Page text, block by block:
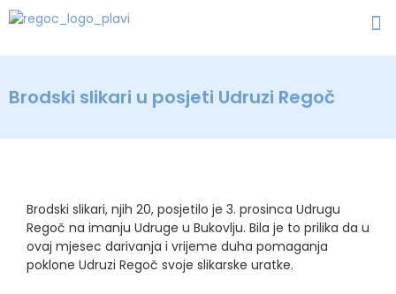
Brodski slikari u posjeti Udruzi Regoč
Brodski slikari, njih 20, posjetilo je 3. prosinca Udrugu
Regoč na imanju Udruge u Bukovlju. Bila je to prilika da u
ovaj mjesec darivanja i vrijeme duha pomaganja
poklone Udruzi Regoč svoje slikarske uratke.